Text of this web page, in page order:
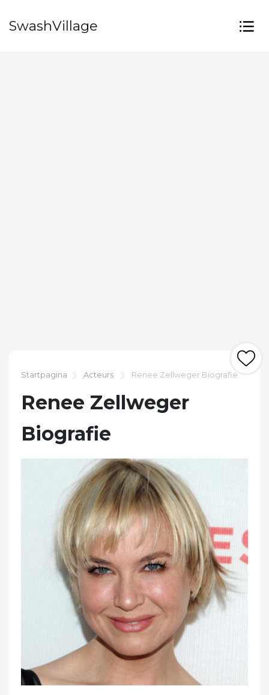
SwashVillage
Startpagina Acteurs Renee Zellweger Biografie
Renee Zellweger
Biografie